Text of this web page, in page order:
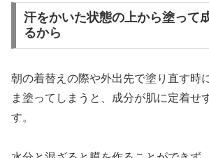
汗をかいた状態の上から塗って
るから
朝の着替えの際や外出先で塗り直す時
ま塗ってしまうと、成分が肌に定着せ
す。